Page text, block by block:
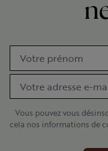
Vous pouvez vous
cela nos informations de